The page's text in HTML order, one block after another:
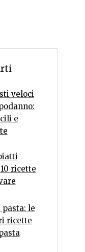
veloci
e
ricette
pasta: le
ricette